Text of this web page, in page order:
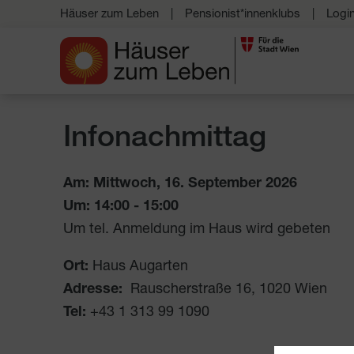
Häuser zum Leben Pensionist*innenklubs Login
Infonachmittag
Am: Mittwoch, 16. September 2026
Um: 14:00 - 15:00
Um tel. Anmeldung im Haus wird gebeten
Ort: Haus Augarten
Adresse:
Rauscherstraße 16, 1020 Wien
Tel: +43 1 313 99 1090